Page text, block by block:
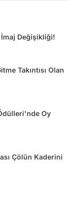
Değişikliği!
Takıntısı Olan
Oy
Çölün Kaderini